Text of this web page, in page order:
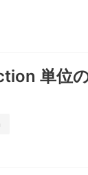
単位